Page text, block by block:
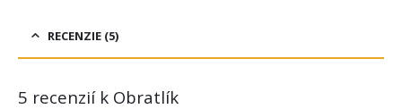
RECENZIE (5)
5 recenzií k Obratlík